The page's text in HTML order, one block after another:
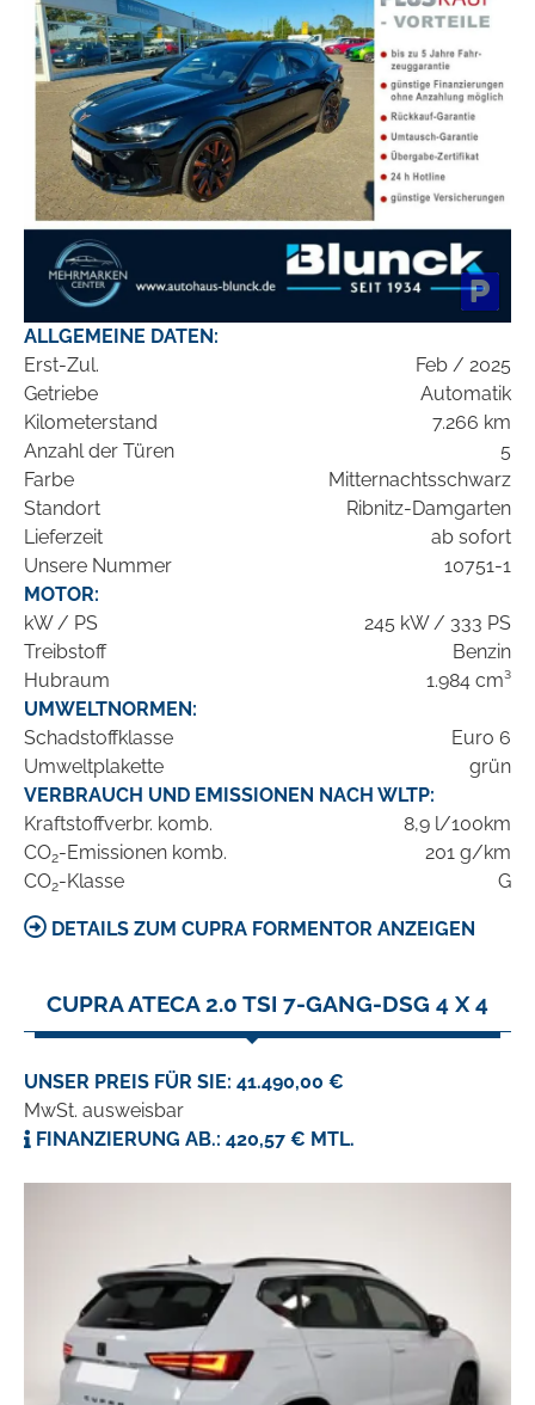
ALLGEMEINE DATEN:
Erst-Zul.
Feb / 2025
Getriebe
Automatik
Kilometerstand
7.266 km
Anzahl der Türen
5
Farbe
Mitternachtsschwarz
Standort
Ribnitz-Damgarten
Lieferzeit
ab sofort
Unsere Nummer
10751-1
MOTOR:
kW / PS
245 kW / 333 PS
Treibstoff
Benzin
Hubraum
1.984 cm³
UMWELTNORMEN:
Schadstoffklasse
Euro 6
Umweltplakette
grün
VERBRAUCH UND EMISSIONEN NACH WLTP:
Kraftstoffverbr. komb.
8,9 l/100km
CO2-Emissionen komb.
201 g/km
CO2-Klasse G
DETAILS ZUM CUPRA FORMENTOR ANZEIGEN
CUPRA ATECA 2.0 TSI 7-GANG-DSG 4 X 4
UNSER PREIS FÜR SIE: 41.490,00 €
MwSt. ausweisbar
FINANZIERUNG AB.: 420,57 € MTL.